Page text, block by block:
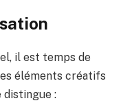
il est temps de
éléments créatifs
distingue :